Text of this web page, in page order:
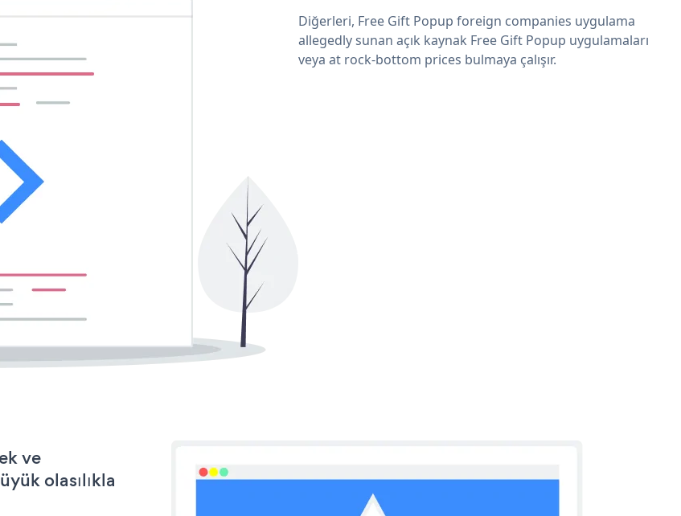
Diğerleri, Free Gift Popup foreign companies uygulama
allegedly sunan açık kaynak Free Gift Popup uygulamaları
veya at rock-bottom prices bulmaya çalışır.
ve
olasılıkla